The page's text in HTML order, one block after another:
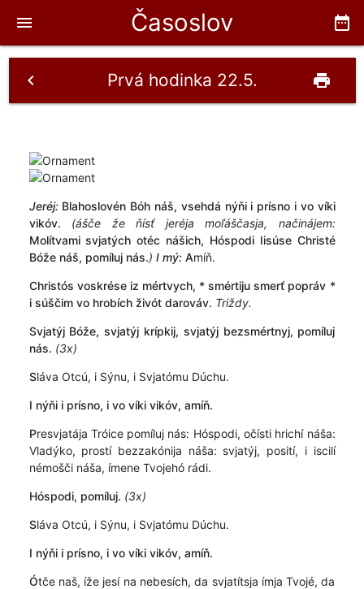
Časoslov date_range
menu
Prvá hodinka 22.5.
chevron_left print
Jeréj:Blahoslovén Bóh náš, vsehdá nýňi i prísno i vo víki
vikóv.
(ášče že ňísť jeréja moľáščasja, načinájem:
Molítvami svjatých otéc nášich, Hóspodi Iisúse Christé
Bóže náš, pomíluj nás.) I mý:Amíň.
Christós voskrése iz mértvych, * smértiju smerť popráv *
i súščim vo hrobích živót darováv. Triždy.
Svjatýj Bóže, svjatýj krípkij, svjatýj bezsmértnyj, pomíluj
nás. (3x)
Sláva Otcú, i Sýnu, i Svjatómu Dúchu.
I nýňi i prísno, i vo víki vikóv, amíň.
Presvjatája Tróice pomíluj nás: Hóspodi, očísti hrichí náša:
Vladýko, prostí bezzakónija náša: svjatýj, posití, i iscilí
némošči náša, ímene Tvojehó rádi.
Hóspodi, pomíluj. (3x)
Sláva Otcú, i Sýnu, i Svjatómu Dúchu.
I nýňi i prísno, i vo víki vikóv, amíň.
Ótče naš, íže jesí na nebesích, da svjatítsja ímja Tvojé, da